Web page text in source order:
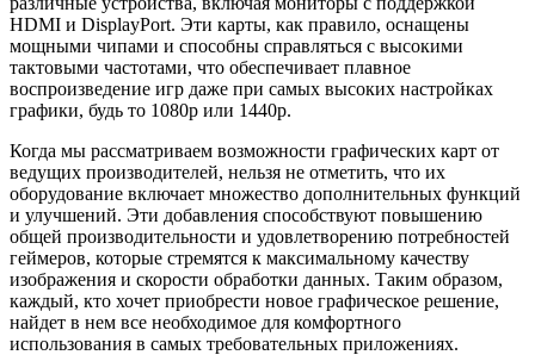
HDMI и DisplayPort. Эти карты, как правило, оснащены
мощными чипами и способны справляться с высокими
тактовыми частотами, что обеспечивает плавное
воспроизведение игр даже при самых высоких настройках
графики, будь то 1080p или 1440p.
Когда мы рассматриваем возможности графических карт от
ведущих производителей, нельзя не отметить, что их
оборудование включает множество дополнительных функций
и улучшений. Эти добавления способствуют повышению
общей производительности и удовлетворению потребностей
геймеров, которые стремятся к максимальному качеству
изображения и скорости обработки данных. Таким образом,
каждый, кто хочет приобрести новое графическое решение,
найдет в нем все необходимое для комфортного
использования в самых требовательных приложениях.